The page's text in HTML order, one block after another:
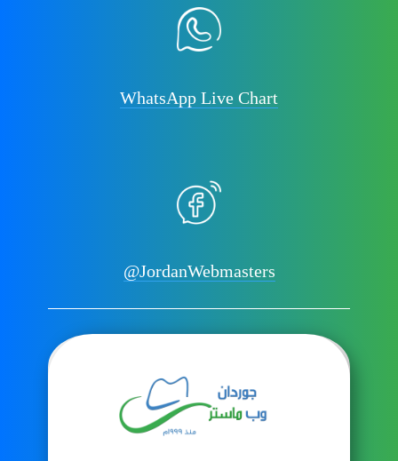
WhatsApp Live Chart
@JordanWebmasters